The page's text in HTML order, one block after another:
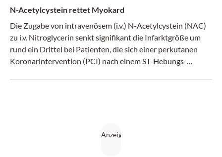
N-Acetylcystein rettet Myokard
Die Zugabe von intravenösem (i.v.) N-Acetylcystein (NAC)
zu i.v. Nitroglycerin senkt signifikant die Infarktgröße um
rund ein Drittel bei Patienten, die sich einer perkutanen
Koronarintervention (PCI) nach einem ST-Hebungs-